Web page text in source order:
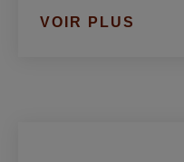
VOIR PLUS